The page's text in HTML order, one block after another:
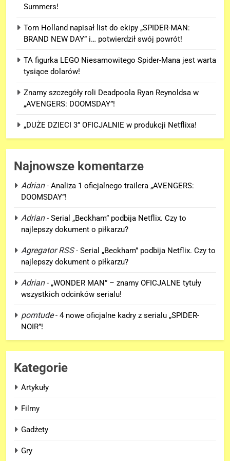
Summers!
Tom Holland napisał list do ekipy „SPIDER-MAN:
BRAND NEW DAY” i… potwierdził swój powrót!
TA figurka LEGO Niesamowitego Spider-Mana jest warta
tysiące dolarów!
Znamy szczegóły roli Deadpoola Ryan Reynoldsa w
„AVENGERS: DOOMSDAY”!
„DUŻE DZIECI 3” OFICJALNIE w produkcji Netflixa!
Najnowsze komentarze
Adrian- Analiza 1 oficjalnego trailera „AVENGERS:
DOOMSDAY”!
Adrian- Serial „Beckham” podbija Netflix. Czy to
najlepszy dokument o piłkarzu?
Agregator RSS- Serial „Beckham” podbija Netflix. Czy to
najlepszy dokument o piłkarzu?
Adrian- „WONDER MAN” – znamy OFICJALNE tytuły
wszystkich odcinków serialu!
porntude- 4 nowe oficjalne kadry z serialu „SPIDER-
NOIR”!
Kategorie
Artykuły
Filmy
Gadżety
Gry
„DUŻE DZIECI 3” OFICJALNIE w
produkcji Netflixa!
FILMY
6
Nowe szczegoły o żonie
ważny wątek w „AVENGERS:
FILMY